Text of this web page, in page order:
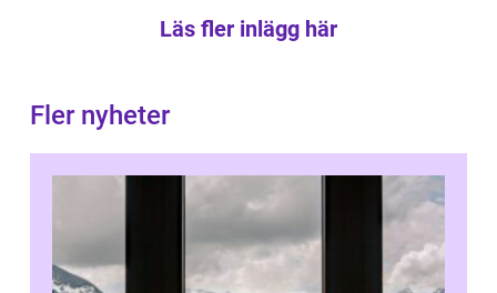
Läs fler inlägg här
Fler nyheter